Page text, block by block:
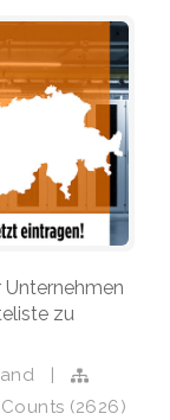
Unternehmen
zu
(2626)